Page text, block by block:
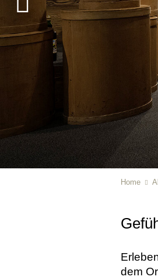
Home
dem